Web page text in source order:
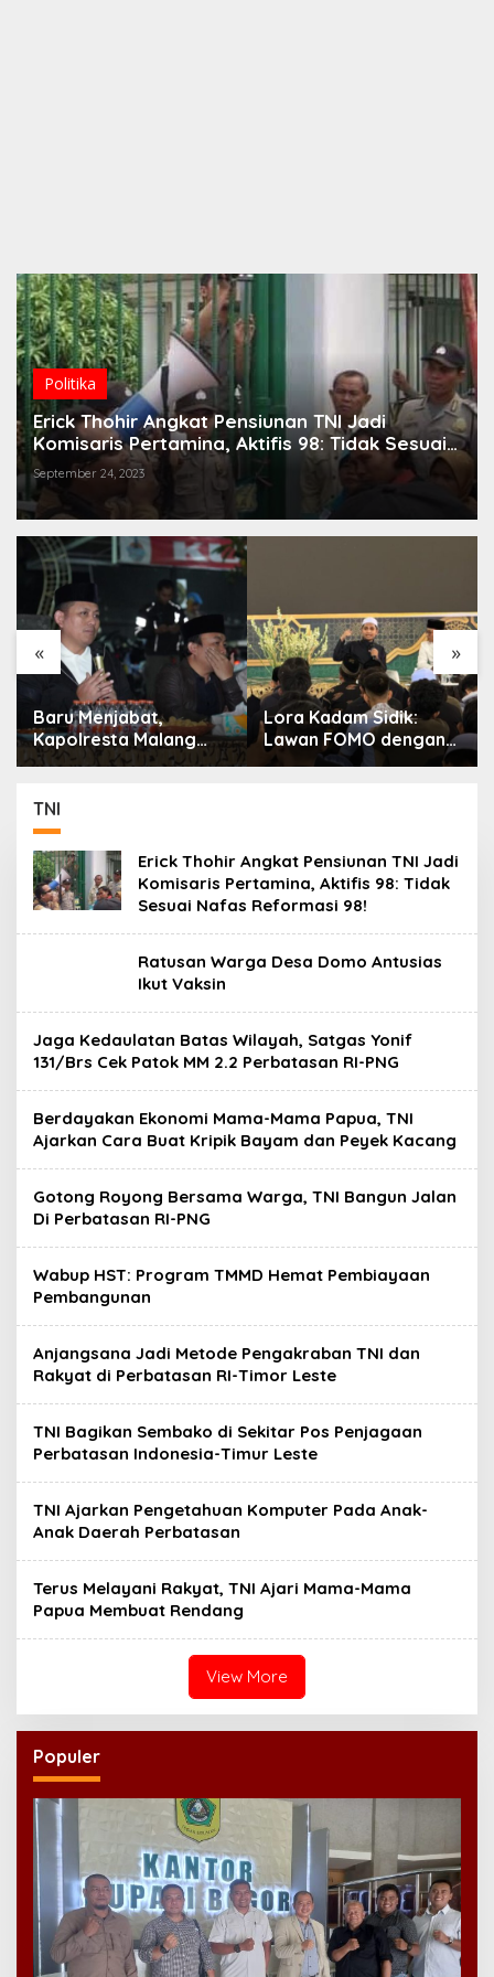
Politika
Erick Thohir Angkat Pensiunan TNI Jadi
Komisaris Pertamina, Aktifis 98: Tidak Sesuai
Nafas Reformasi 98!
September 24, 2023
« »
Baru Menjabat,
Kapolresta Malang
Kota Serap Aspirasi
Kamtibmas
Lora Kadam Sidik:
Lawan FOMO dengan
Kembali kepada
TNI
Erick Thohir Angkat Pensiunan TNI Jadi
Komisaris Pertamina, Aktifis 98: Tidak
Sesuai Nafas Reformasi 98!
Ratusan Warga Desa Domo Antusias
Ikut Vaksin
Jaga Kedaulatan Batas Wilayah, Satgas Yonif
131/Brs Cek Patok MM 2.2 Perbatasan RI-PNG
Berdayakan Ekonomi Mama-Mama Papua, TNI
Ajarkan Cara Buat Kripik Bayam dan Peyek Kacang
Gotong Royong Bersama Warga, TNI Bangun Jalan
Di Perbatasan RI-PNG
Wabup HST: Program TMMD Hemat Pembiayaan
Pembangunan
Anjangsana Jadi Metode Pengakraban TNI dan
Rakyat di Perbatasan RI-Timor Leste
TNI Bagikan Sembako di Sekitar Pos Penjagaan
Perbatasan Indonesia-Timur Leste
TNI Ajarkan Pengetahuan Komputer Pada Anak-
Anak Daerah Perbatasan
Terus Melayani Rakyat, TNI Ajari Mama-Mama
Papua Membuat Rendang
View More
Populer